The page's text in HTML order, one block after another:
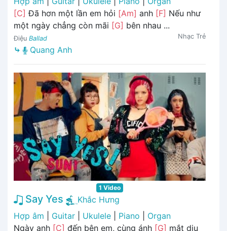
[C] Đã hơn một lần em hỏi [Am] anh [F] Nếu như
một ngày chẳng còn mãi [G] bên nhau ...
Điệu Ballad Nhạc Trẻ
⤷ Quang Anh
1 Video
Say Yes
Khắc Hưng
Hợp âm
Guitar Ukulele Piano
Organ
Ngày anh [C] đến bên em, cùng ánh [G] mắt dịu